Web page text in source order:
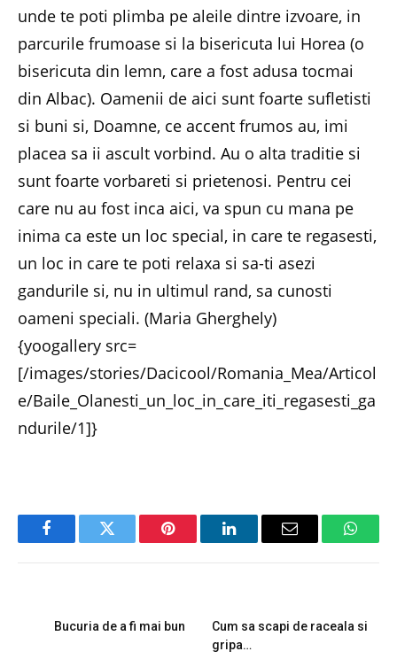
unde te poti plimba pe aleile dintre izvoare, in
parcurile frumoase si la bisericuta lui Horea (o
bisericuta din lemn, care a fost adusa tocmai
din Albac). Oamenii de aici sunt foarte sufletisti
si buni si, Doamne, ce accent frumos au, imi
placea sa ii ascult vorbind. Au o alta traditie si
sunt foarte vorbareti si prietenosi. Pentru cei
care nu au fost inca aici, va spun cu mana pe
inima ca este un loc special, in care te regasesti,
un loc in care te poti relaxa si sa-ti asezi
gandurile si, nu in ultimul rand, sa cunosti
oameni speciali. (Maria Gherghely)
{yoogallery src=
[/images/stories/Dacicool/Romania_Mea/Articol
e/Baile_Olanesti_un_loc_in_care_iti_regasesti_ga
ndurile/1]}
FacebookTwitter Pinterest LinkedInEmail
Bucuria de a fi mai bun
Cum sa scapi de raceala si
gripa…